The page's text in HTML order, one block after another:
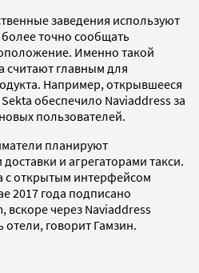
заведения используют
точно сообщать
Именно такой
считают главным для
Например, открывшееся
обеспечило Naviaddress за
пользователей.
планируют
и агрегаторами такси.
с открытым интерфейсом
2017 года подписано
вскоре через Naviaddress
говорит Гамзин.